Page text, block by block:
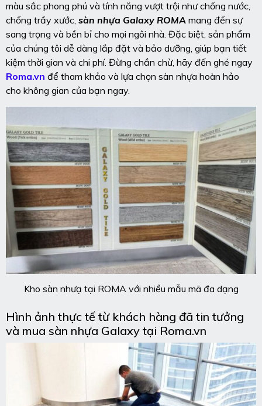
màu sắc phong phú và tính năng vượt trội như chống nước,
chống trầy xước, sàn nhựa Galaxy ROMA mang đến sự
sang trọng và bền bỉ cho mọi ngôi nhà. Đặc biệt, sản phẩm
của chúng tôi dễ dàng lắp đặt và bảo dưỡng, giúp bạn tiết
kiệm thời gian và chi phí. Đừng chần chừ, hãy đến ghé ngay
Roma.vn để tham khảo và lựa chọn sàn nhựa hoàn hảo
cho không gian của bạn ngay.
Kho sàn nhưạ tại ROMA với nhiều mẫu mã đa dạng
Hình ảnh thực tế từ khách hàng đã tin tưởng
và mua sàn nhựa Galaxy tại Roma.vn